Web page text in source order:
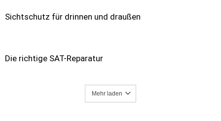
Sichtschutz für drinnen und draußen
Die richtige SAT-Reparatur
Mehr laden